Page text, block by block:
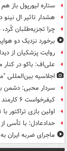
ستاره لیورپول باز
هشدار تاثیر ال
چرا تجزیه‌طلبان کُرد،
برخورد نزدیک دو
روایت پزشکیان از دیدار ۷ ساعته خود با رهبر
علی‌اف: باکو در کنار
اجلاسیه بین‌المللی
سردار محبی: دشمن به
کیفرخواست ۶ کارمند گرمساری در پرونده اختلاس صادر شد
اولین بازی تراکتور
حدادعادل: با تأسی
ماجرای ضربه ایران